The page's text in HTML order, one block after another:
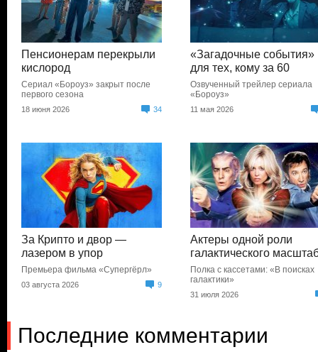
Пенсионерам перекрыли
кислород
Сериал «Бороуз» закрыт после
первого сезона
18 июня 2026 34
«Загадочные события»
для тех, кому за 60
Озвученный трейлер сериала
«Бороуз»
11 мая 2026
За Крипто и двор —
лазером в упор
Премьера фильма «Супергёрл»
03 августа 2026 9
Актеры одной роли
галактического
Полка с кассетами: «В поисках
галактики»
31 июля 2026
Последние комментарии